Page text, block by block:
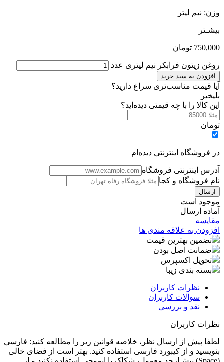
وزن: نیم لیتر
بیشـتر
750,000 تومان
روغن زیتون فرابکر نیم لیتری عدد
افزودن به سبد خرید
آیا قیمت مناسب‌تری سراغ دارید؟
بلیخیر
این کالا را با چه قیمتی دیده‌اید؟
تومان
در فروشگاه اینترنتی دیده‌ام
آدرس اینترنتی فروشگاه
نام فروشگاه و کجا
موجود است
آماده ارسال
مقایسه
افزودن به علاقه مندی ها
تضمین بهترین قیمت
ضمانت اصل بودن
تحویل اکسپرس
بسته بندی زیبا
نظرات کاربران
سوالات کاربران
نقد و بررسی
نظرات کاربران
لطفا پیش از ارسال نظر، خلاصه قوانین زیر را مطالعه کنید: فارسی
بنویسید و از کیبورد فارسی استفاده کنید. بهتر است از فضای خالی